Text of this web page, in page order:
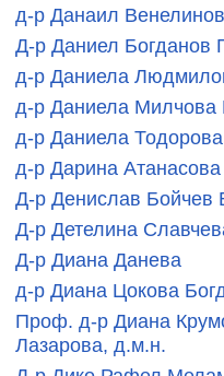
д-р Данаил
Д-р Даниел Богданов
д-р Даниела
д-р Даниела Милчова
д-р Даниела
д-р Дарина Атанасова
Д-р Денислав Бойчев
Д-р Детелина
Д-р Диана Данева
д-р Диана Цокова
Проф. д-р Диана
Лазарова, д.м.н.